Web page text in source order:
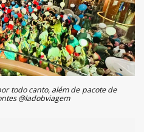
todo canto, além de pacote de
@ladobviagem